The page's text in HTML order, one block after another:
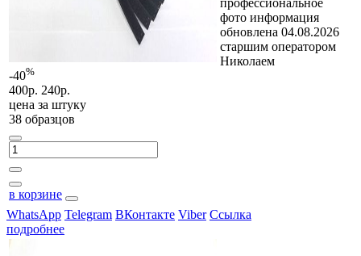
-40%
400р. 240р.
цена за штуку
38 образцов
в корзине
фото информация
обновлена 04.08.2026
старшим оператором
Николаем
WhatsApp Telegram ВКонтакте Viber Ссылка
подробнее